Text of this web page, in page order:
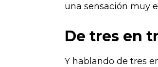
una sensación muy
De tres en
Y hablando de tres